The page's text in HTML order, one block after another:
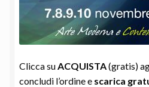
Clicca su ACQUISTA(gratis)
concludi l’ordine e scarica